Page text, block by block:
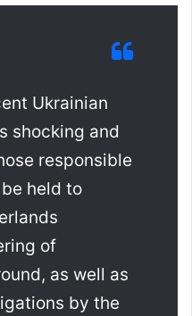
Ukrainian
shocking and
responsible
held to
of
as well as
by the